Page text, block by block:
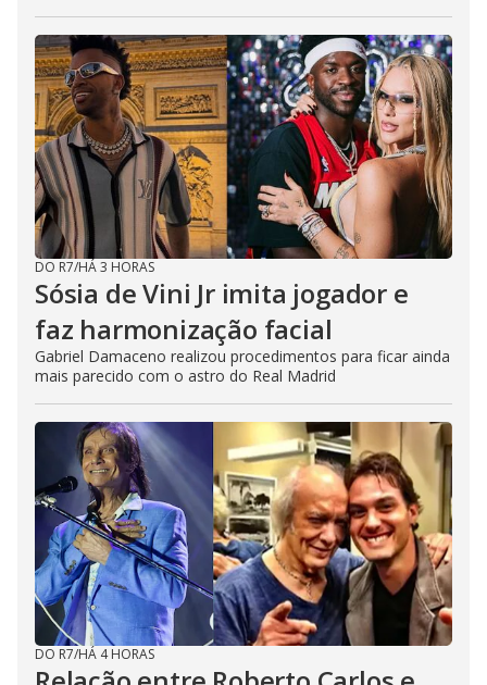
DO R7/HÁ 3 HORAS
Sósia de Vini Jr imita jogador e
faz harmonização facial
Gabriel Damaceno realizou procedimentos para ficar ainda
mais parecido com o astro do Real Madrid
DO R7/HÁ 4 HORAS